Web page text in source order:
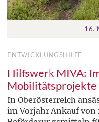
16.
ENTWICKLUNGSHILFE
Hilfswerk MIVA:
Mobilitätsprojekte
In Oberösterreich
im Vorjahr Ankauf von